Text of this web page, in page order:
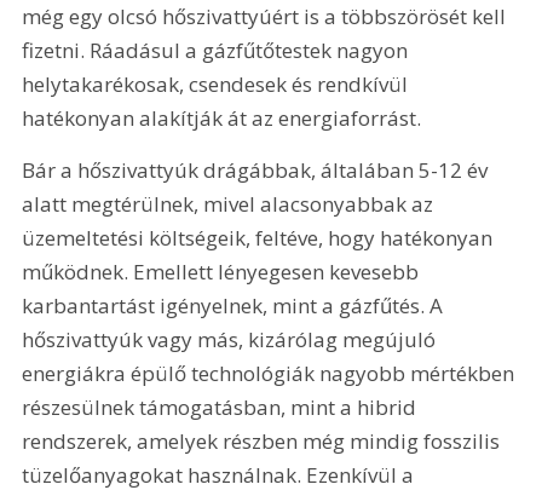
még egy olcsó hőszivattyúért is a többszörösét kell
fizetni. Ráadásul a gázfűtőtestek nagyon
helytakarékosak, csendesek és rendkívül
hatékonyan alakítják át az energiaforrást.
Bár a hőszivattyúk drágábbak, általában 5-12 év
alatt megtérülnek, mivel alacsonyabbak az
üzemeltetési költségeik, feltéve, hogy hatékonyan
működnek. Emellett lényegesen kevesebb
karbantartást igényelnek, mint a gázfűtés. A
hőszivattyúk vagy más, kizárólag megújuló
energiákra épülő technológiák nagyobb mértékben
részesülnek támogatásban, mint a hibrid
rendszerek, amelyek részben még mindig fosszilis
tüzelőanyagokat használnak. Ezenkívül a